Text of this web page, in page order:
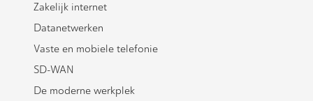
Zakelijk internet
Datanetwerken
Vaste en mobiele telefonie
SD-WAN
De moderne werkplek